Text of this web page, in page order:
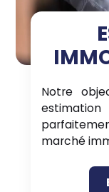
Notre
marché